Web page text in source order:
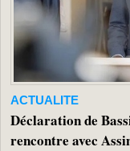
ACTUALITE
Déclaration de
rencontre avec